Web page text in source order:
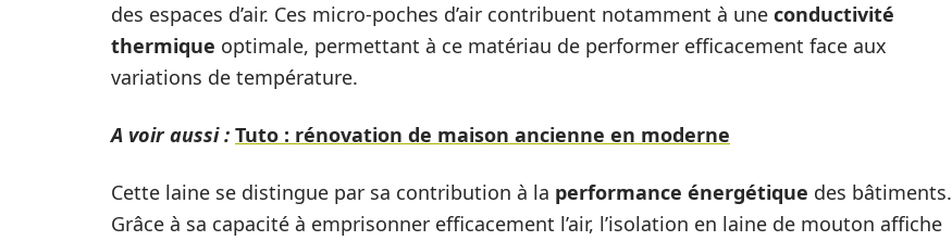
des espaces d’air. Ces micro-poches d’air contribuent notamment à une conductivité
thermique optimale, permettant à ce matériau de performer efficacement face aux
variations de température.
A voir aussi : Tuto : rénovation de maison ancienne en moderne
Cette laine se distingue par sa contribution à la performance énergétique des bâtiments.
Grâce à sa capacité à emprisonner efficacement l’air, l’isolation en laine de mouton affiche